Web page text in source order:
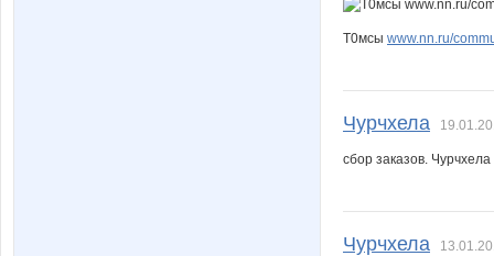
Т0мсы www.nn.ru/
Чурчхела
сбор заказов. Чурчхела
Чурчхела